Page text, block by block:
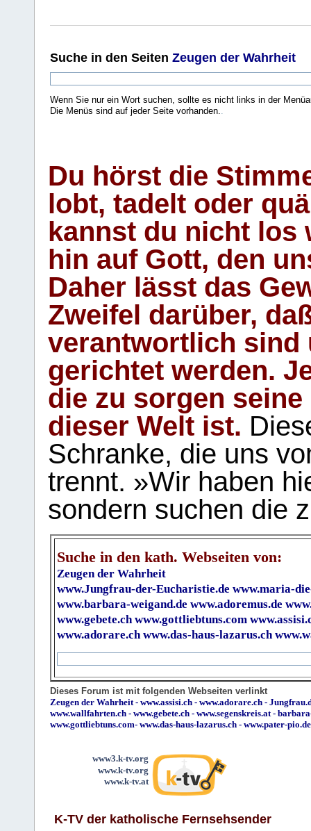
Suche in den Seiten Zeugen der Wahrheit
Wenn Sie nur ein Wort suchen, sollte es nicht links in der
Die Menüs sind auf jeder Seite vorhanden.
Du hörst die
lobt, tadelt oder
kannst du nicht los
hin auf Gott, den
Daher lässt das
Zweifel darüber,
verantwortlich sind
gerichtet werden.
die zu sorgen
dieser Welt ist.
Schranke, die uns
trennt. »Wir haben
sondern suchen die
Suche in den kath. Webseiten von:
Zeugen der Wahrheit
www.Jungfrau-der-Eucharistie.de www.maria-
www.barbara-weigand.de www.adoremus.de
www.gebete.ch www.gottliebtuns.com
www.adorare.ch www.das-haus-lazarus.ch
Dieses Forum ist mit folgenden Webseiten verlinkt
Zeugen der Wahrheit - www.assisi.ch - www.adorare.ch -
www.wallfahrten.ch - www.gebete.ch - www.segenskreis.at -
www.gottliebtuns.com- www.das-haus-lazarus.ch - www.pater-pio.de
www3.k-tv.org
www.k-tv.org
www.k-tv.at
K-TV der katholische Fernsehsender